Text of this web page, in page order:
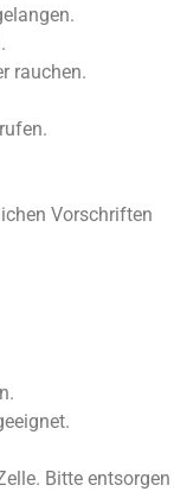
rauchen.
Vorschriften
Bitte entsorgen